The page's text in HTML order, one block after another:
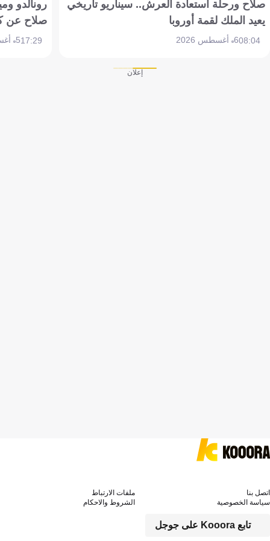
صلاح ورحلة استعادة العرش.. سيناريو تاريخي
يعيد الملك لقمة أوروبا
08:046 أغسطس 2026
رونالدو
صلاح عن
17:295 أغسطس 2026
إعلان
تابع Kooora على جوجل
اتصل بنا
ملفات الارتباط
سياسة الخصوصية
الشروط والاحكام